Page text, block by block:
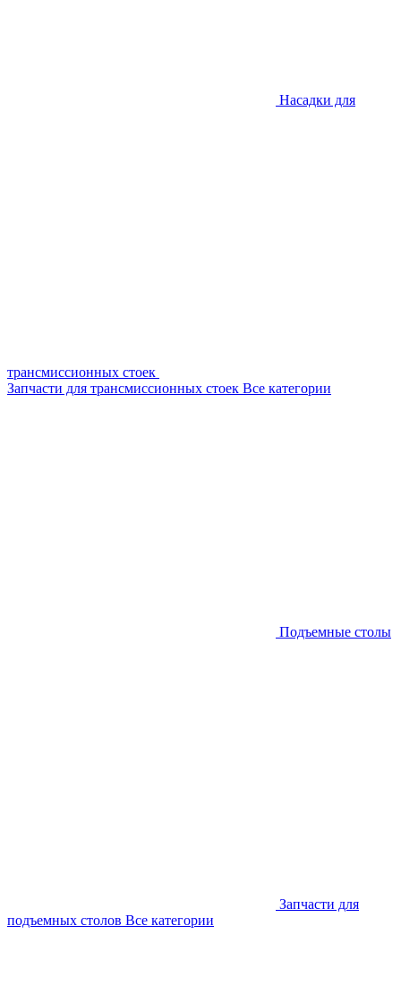
Насадки для
трансмиссионных стоек
Запчасти для трансмиссионных стоек Все категории
Подъемные столы
Запчасти для
подъемных столов Все категории